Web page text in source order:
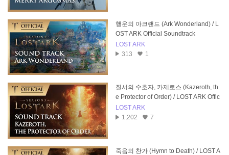
행운의 아크랜드 (Ark Wonderland) / L
OST ARK Official Soundtrack
LOST ARK
313
1
질서의 수호자, 카제로스 (Kazeroth, th
e Protector of Order) / LOST ARK Offic
ial Soundtrack
LOST ARK
1,202
7
죽음의 찬가 (Hymn to Death) / LOST A